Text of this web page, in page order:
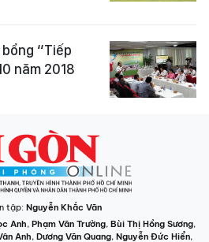
“Tiếp
năm 2018
tập: Nguyễn Khắc Văn
Anh, Phạm Văn Trường, Bùi Thị Hồng Sương,
Anh, Dương Văn Quang, Nguyễn Đức Hiển,